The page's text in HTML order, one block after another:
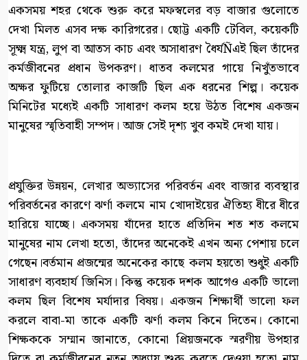
একসময় শহর থেকে শুরু করে মফস্বলের বড় বাজার গুলোতে
দেখা মিলত এসব দক্ষ কারিগরের। ছোট্ট একটি টেবিল, কয়েকটি
সূক্ষ্ম যন্ত্র, লুপ বা আতস কাচ এবং অসাধারণ ধৈর্যÑএই ছিল তাঁদের
কর্মজীবনের প্রধান উপকরণ। ধাতব কলমের গায়ে নিখুঁতভাবে
অক্ষর ফুটিয়ে তোলার কাজটি ছিল এক ধরনের শিল্প। কয়েক
মিনিটের মধ্যেই একটি সাধারণ কলম হয়ে উঠত বিশেষ একজন
মানুষের স্মৃতিবাহী সম্পদ। আজ সেই দৃশ্য খুব কমই দেখা যায়।
প্রযুক্তির উন্নয়ন, লেখার অভ্যাসের পরিবর্তন এবং বাজার ব্যবস্থার
পরিবর্তনের কারণে ঝর্ণা কলমে নাম খোদাইয়ের ঐতিহ্য ধীরে ধীরে
হারিয়ে যাচ্ছে। একসময় যাঁদের হাতে প্রতিদিন শত শত কলমে
মানুষের নাম লেখা হতো, তাঁদের অনেকেই এখন অন্য পেশায় চলে
গেছেন।বর্তমান প্রজন্মের অনেকের কাছে কলম হয়তো শুধুই একটি
সাধারণ ব্যবহার্য জিনিস। কিন্তু কয়েক দশক আগেও একটি ভালো
কলম ছিল বিশেষ মর্যাদার বিষয়। একজন শিক্ষার্থী ভালো ফল
করলে বাবা-মা তাকে একটি ঝর্ণা কলম কিনে দিতেন। কোনো
শিক্ষককে সম্মান জানাতে, কোনো প্রিয়জনকে স্মরণীয় উপহার